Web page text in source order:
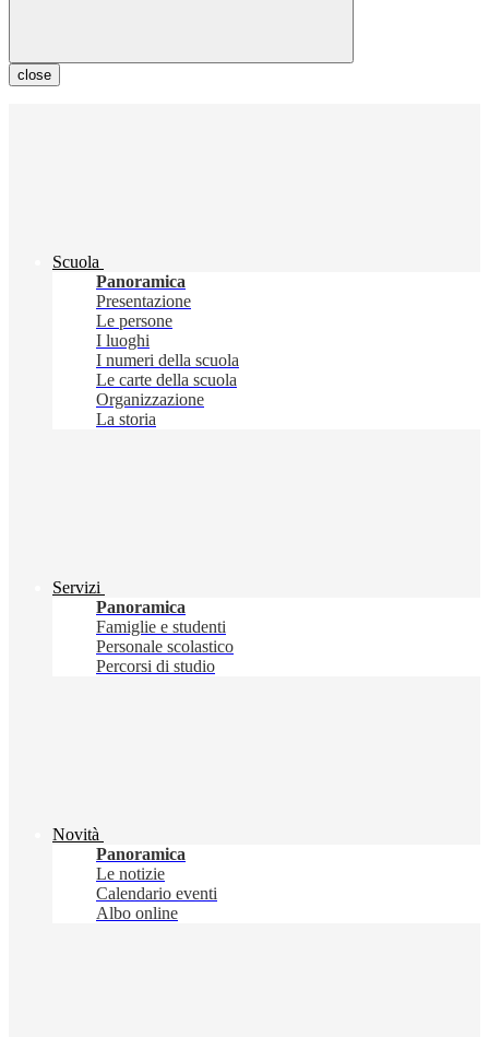
close
Scuola
Panoramica
Presentazione
Le persone
I luoghi
I numeri della scuola
Le carte della scuola
Organizzazione
La storia
Servizi
Panoramica
Famiglie e studenti
Personale scolastico
Percorsi di studio
Novità
Panoramica
Le notizie
Calendario eventi
Albo online